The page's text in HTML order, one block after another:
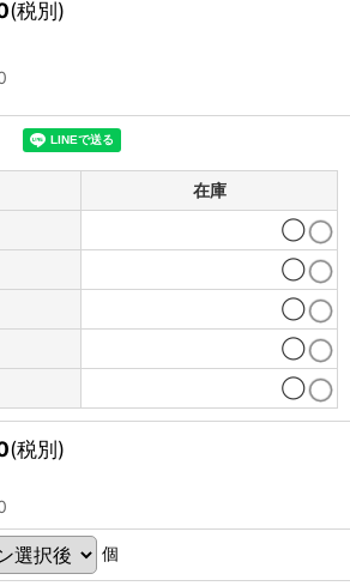
(税別)
在庫
◯
◯
◯
◯
◯
(税別)
個